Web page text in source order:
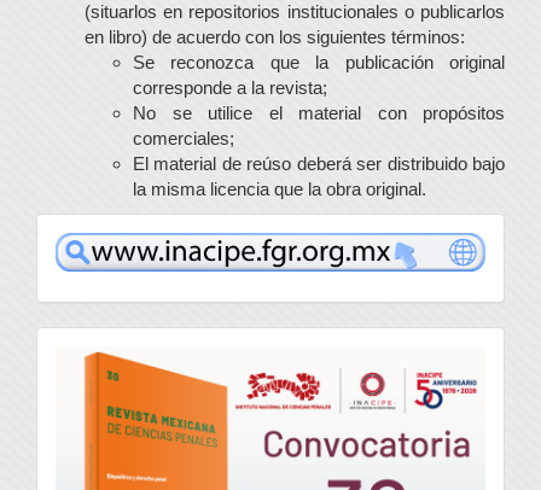
(situarlos en repositorios institucionales o publicarlos
en libro) de acuerdo con los siguientes términos:
Se reconozca que la publicación original
corresponde a la revista;
No se utilice el material con propósitos
comerciales;
El material de reúso deberá ser distribuido bajo
la misma licencia que la obra original.
www
convocatoria